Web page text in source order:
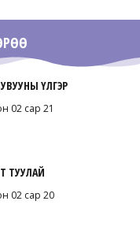
ҮЛГЭР
02 сар 21
ТУУЛАЙ
02 сар 20